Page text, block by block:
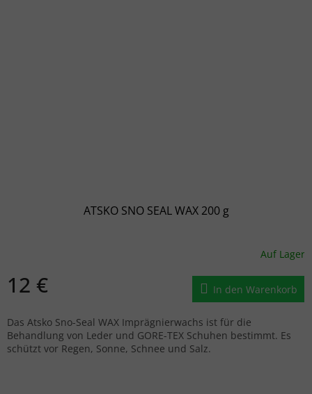
ATSKO SNO SEAL WAX 200 g
Auf Lager
12 € In den Warenkorb
Das Atsko Sno-Seal WAX Imprägnierwachs ist für die
Behandlung von Leder und GORE-TEX Schuhen bestimmt. Es
schützt vor Regen, Sonne, Schnee und Salz.